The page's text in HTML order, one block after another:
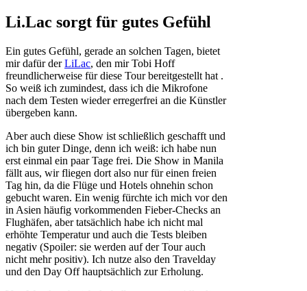
Li.Lac sorgt für gutes Gefühl
Ein gutes Gefühl, gerade an solchen Tagen, bietet
mir dafür derLiLac, den mir Tobi Hoff
freundlicherweise für diese Tour bereitgestellt hat .
So weiß ich zumindest, dass ich die Mikrofone
nach dem Testen wieder erregerfrei an die Künstler
übergeben kann.
Aber auch diese Show ist schließlich geschafft und
ich bin guter Dinge, denn ich weiß: ich habe nun
erst einmal ein paar Tage frei. Die Show in Manila
fällt aus, wir fliegen dort also nur für einen freien
Tag hin, da die Flüge und Hotels ohnehin schon
gebucht waren. Ein wenig fürchte ich mich vor den
in Asien häufig vorkommenden Fieber-Checks an
Flughäfen, aber tatsächlich habe ich nicht mal
erhöhte Temperatur und auch die Tests bleiben
negativ (Spoiler: sie werden auf der Tour auch
nicht mehr positiv). Ich nutze also den Travelday
und den Day Off hauptsächlich zur Erholung.